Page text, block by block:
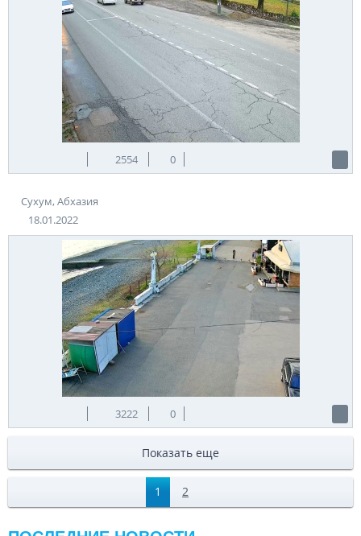
2554 0
Сухум, Абхазия
18.01.2022
3222 0
Показать еще
1 2